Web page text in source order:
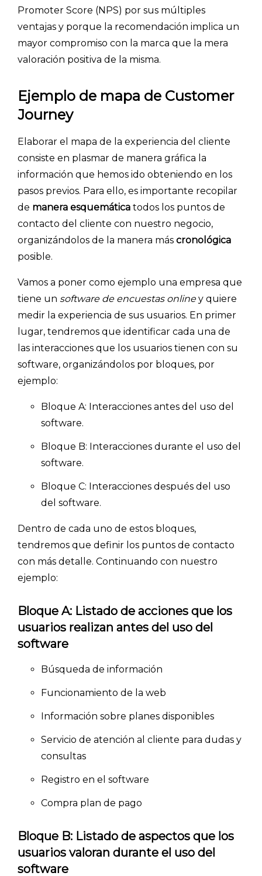
Promoter Score (NPS) por sus múltiples
ventajas y porque la recomendación implica un
mayor compromiso con la marca que la mera
valoración positiva de la misma.
Ejemplo de mapa de Customer
Journey
Elaborar el mapa de la experiencia del cliente
consiste en plasmar de manera gráfica la
información que hemos ido obteniendo en los
pasos previos. Para ello, es importante recopilar
de manera esquemática todos los puntos de
contacto del cliente con nuestro negocio,
organizándolos de la manera más cronológica
posible.
Vamos a poner como ejemplo una empresa que
tiene un software de encuestas onliney quiere
medir la experiencia de sus usuarios. En primer
lugar, tendremos que identificar cada una de
las interacciones que los usuarios tienen con su
software, organizándolos por bloques, por
ejemplo:
Bloque A: Interacciones antes del uso del
software.
Bloque B: Interacciones durante el uso del
software.
Bloque C: Interacciones después del uso
del software.
Dentro de cada uno de estos bloques,
tendremos que definir los puntos de contacto
con más detalle. Continuando con nuestro
ejemplo:
Bloque A: Listado de acciones que los
usuarios realizan antes del uso del
software
Búsqueda de información
Funcionamiento de la web
Información sobre planes disponibles
Servicio de atención al cliente para dudas y
consultas
Registro en el software
Compra plan de pago
Bloque B: Listado de aspectos que los
usuarios valoran durante el uso del
software